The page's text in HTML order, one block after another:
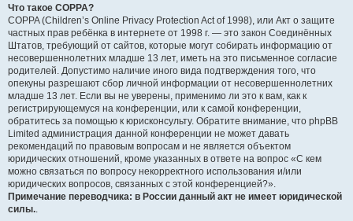
Что такое COPPA?
COPPA (Children’s Online Privacy Protection Act of 1998), или Акт о защите
частных прав ребёнка в интернете от 1998 г. — это закон Соединённых
Штатов, требующий от сайтов, которые могут собирать информацию от
несовершеннолетних младше 13 лет, иметь на это письменное согласие
родителей. Допустимо наличие иного вида подтверждения того, что
опекуны разрешают сбор личной информации от несовершеннолетних
младше 13 лет. Если вы не уверены, применимо ли это к вам, как к
регистрирующемуся на конференции, или к самой конференции,
обратитесь за помощью к юрисконсульту. Обратите внимание, что phpBB
Limited администрация данной конференции не может давать
рекомендаций по правовым вопросам и не является объектом
юридических отношений, кроме указанных в ответе на вопрос «С кем
можно связаться по вопросу некорректного использования и/или
юридических вопросов, связанных с этой конференцией?».
Примечание переводчика: в России данный акт не имеет юридической
силы..